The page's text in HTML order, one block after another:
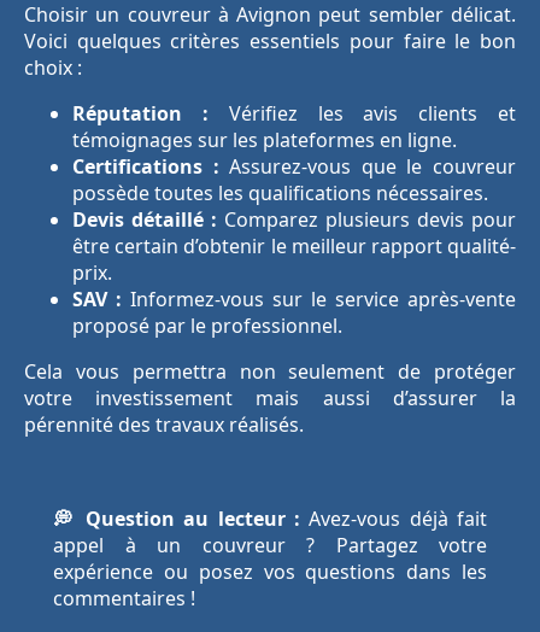
Choisir un couvreur à Avignon peut sembler délicat.
Voici quelques critères essentiels pour faire le bon
choix :
Réputation : Vérifiez les avis clients et
témoignages sur les plateformes en ligne.
Certifications : Assurez-vous que le couvreur
possède toutes les qualifications nécessaires.
Devis détaillé : Comparez plusieurs devis pour
être certain d’obtenir le meilleur rapport qualité-
prix.
SAV : Informez-vous sur le service après-vente
proposé par le professionnel.
Cela vous permettra non seulement de protéger
votre investissement mais aussi d’assurer la
pérennité des travaux réalisés.
💭 Question au lecteur : Avez-vous déjà fait
appel à un couvreur ? Partagez votre
expérience ou posez vos questions dans les
commentaires !